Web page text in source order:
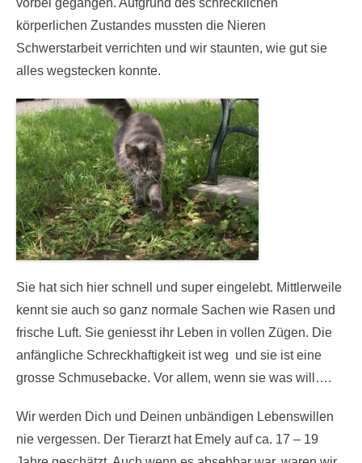
vorbei gegangen. Aufgrund des schrecklichen
körperlichen Zustandes mussten die Nieren
Schwerstarbeit verrichten und wir staunten, wie gut sie
alles wegstecken konnte.
Sie hat sich hier schnell und super eingelebt. Mittlerweile
kennt sie auch so ganz normale Sachen wie Rasen und
frische Luft. Sie geniesst ihr Leben in vollen Zügen. Die
anfängliche Schreckhaftigkeit ist weg und sie ist eine
grosse Schmusebacke. Vor allem, wenn sie was will….
Wir werden Dich und Deinen unbändigen Lebenswillen
nie vergessen. Der Tierarzt hat Emely auf ca. 17 – 19